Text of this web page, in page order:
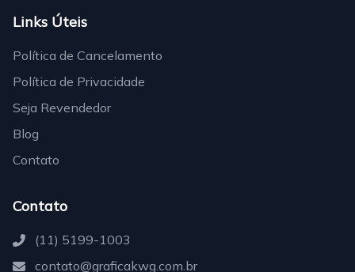
Links Úteis
Política de Cancelamento
Política de Privacidade
Seja Revendedor
Blog
Contato
Contato
(11) 5199-1003
contato@graficakwg.com.br